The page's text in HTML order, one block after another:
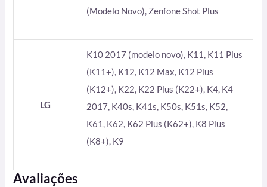
(Modelo Novo), Zenfone Shot Plus
LG
K10 2017 (modelo novo), K11, K11 Plus
(K11+), K12, K12 Max, K12 Plus
(K12+), K22, K22 Plus (K22+), K4, K4
2017, K40s, K41s, K50s, K51s, K52,
K61, K62, K62 Plus (K62+), K8 Plus
(K8+), K9
Avaliações